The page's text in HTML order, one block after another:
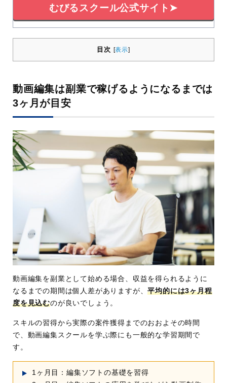
むびるスクール公式サイト➤
目次 [表示]
動画編集は副業で稼げるようになるまでは
3ヶ月が目安
動画編集を副業として始める場合、収益を得られるように
なるまでの期間は個人差がありますが、平均的には3ヶ月程
度を見込むのが良いでしょう。
スキルの習得から実際の案件獲得までのおおよその時間
で、動画編集スクールを学ぶ際にも一般的な学習期間で
す。
1ヶ月目：編集ソフトの基礎を習得